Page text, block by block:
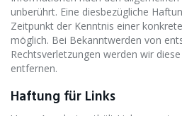
unberührt. Eine diesbezügliche
Zeitpunkt der Kenntnis einer
möglich. Bei Bekanntwerden von
Rechtsverletzungen werden wir
entfernen.
Haftung für Links